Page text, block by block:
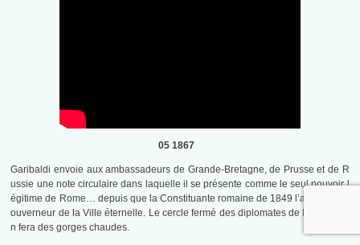
05 1867
Garibaldi envoie aux ambassadeurs de Grande-Bretagne, de Prusse et de R
ussie une note circulaire dans laquelle il se présente comme le seul pouvoir l
égitime de Rome… depuis que la Constituante romaine de 1849 l’a nommé g
ouverneur de la Ville éternelle. Le cercle fermé des diplomates de Florence e
n fera des gorges chaudes.